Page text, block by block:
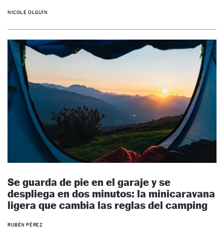
NICOLE OLGUÍN
Se guarda de pie en el garaje y se
despliega en dos minutos: la minicaravana
ligera que cambia las reglas del camping
RUBÉN PÉREZ